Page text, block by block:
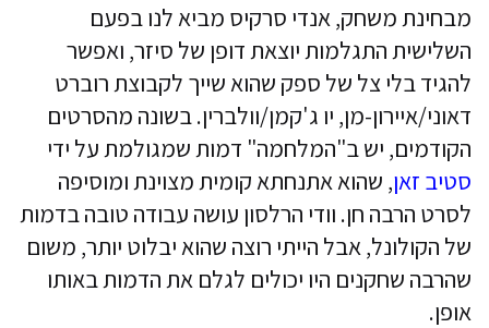
מבחינת משחק, אנדי סרקיס מביא לנו בפעם
השלישית התגלמות יוצאת דופן של סיזר, ואפשר
להגיד בלי צל של ספק שהוא שייך לקבוצת רוברט
דאוני/איירון-מן, יו ג'קמן/וולברין. בשונה מהסרטים
הקודמים, יש ב"המלחמה" דמות שמגולמת על ידי
סטיב זאן, שהוא אתנחתא קומית מצוינת ומוסיפה
לסרט הרבה חן. וודי הרלסון עושה עבודה טובה בדמות
של הקולונל, אבל הייתי רוצה שהוא יבלוט יותר, משום
שהרבה שחקנים היו יכולים לגלם את הדמות באותו
אופן.